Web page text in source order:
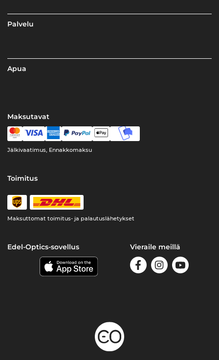
Palvelu
Apua
Maksutavat
Jälkivaatimus, Ennakkomaksu
Toimitus
Maksuttomat toimitus- ja palautuslähetykset
Edel-Optics-sovellus Vieraile meillä